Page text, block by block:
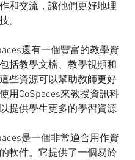
和交流，讓他們更好地理
。
還有一個豐富的教學資
括教學文檔、教學視頻和
些資源可以幫助教師更好
用CoSpaces來教授資訊科
提供學生更多的學習資源
是一個非常適合用作資
軟件。它提供了一個易於